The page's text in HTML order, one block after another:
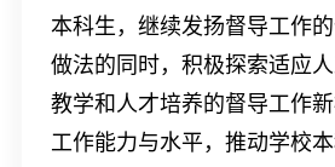
本科生，继续发扬督导工作
做法的同时，积极探索适应
教学和人才培养的督导工作
工作能力与水平，推动学校